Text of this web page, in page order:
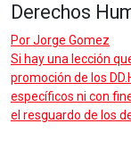
Derechos
PorJorge Gomez
Si hay una lección
promoción de los
específicos ni con
el resguardo de los